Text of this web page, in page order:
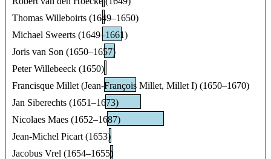
Thomas Willeboirts (1649–1650)
Michael Sweerts (1649–1661)
Joris van Son (1650–1657)
Peter Willebeeck (1650)
Francisque Millet (Jean-François Millet, Millet I) (1650–1670)
Jan Siberechts (1651–1673)
Nicolaes Maes (1652–1687)
Jean-Michel Picart (1653)
Jacobus Vrel (1654–1655)